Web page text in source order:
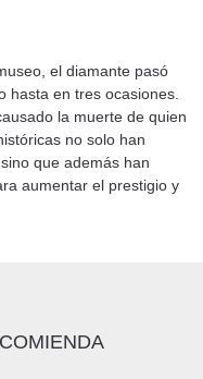
el diamante pasó
hasta en tres ocasiones.
la muerte de quien
no solo han
que además han
aumentar el prestigio y